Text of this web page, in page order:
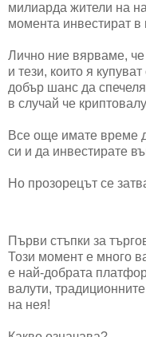
милиарда жители на
момента инвестират в
Лично ние вярваме,
и тези, които я
добър шанс да
в случай че
Все още имате време
си и да инвестирате
Но прозорецът се
Първи стъпки за
Този момент е много
е най-добрата
валути,
на нея!